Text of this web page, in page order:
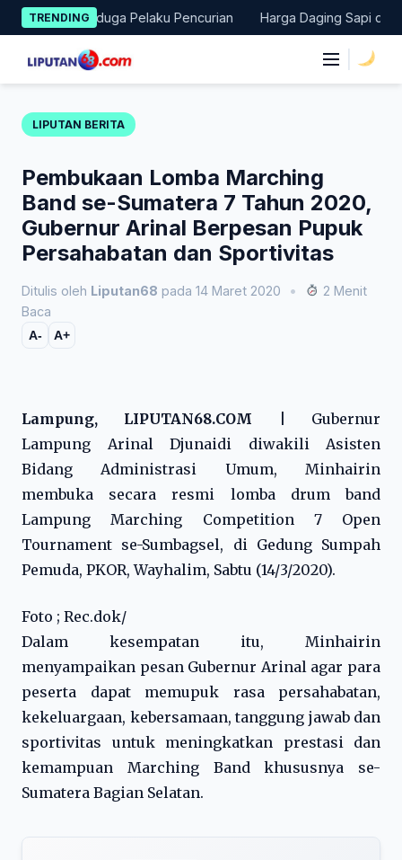
Skip
to
content
TRENDING
Terduga Pelaku Pencurian Harga Daging Sapi dan Cabai
LIPUTAN BERITA
Pembukaan Lomba Marching
Band se-Sumatera 7 Tahun 2020,
Gubernur Arinal Berpesan Pupuk
Persahabatan dan Sportivitas
Ditulis oleh Liputan68 pada 14 Maret 2020 •
2 Menit
Baca
A- A+
Lampung, LIPUTAN68.COM |
Gubernur
Lampung Arinal Djunaidi diwakili Asisten
Bidang Administrasi Umum, Minhairin
membuka secara resmi lomba drum band
Lampung Marching Competition 7 Open
Tournament se-Sumbagsel, di Gedung Sumpah
Pemuda, PKOR, Wayhalim, Sabtu (14/3/2020).
Foto ; Rec.dok/
Dalam kesempatan itu, Minhairin
menyampaikan pesan Gubernur Arinal agar para
peserta dapat memupuk rasa persahabatan,
kekeluargaan, kebersamaan, tanggung jawab dan
sportivitas untuk meningkatkan prestasi dan
kemampuan Marching Band khususnya se-
Sumatera Bagian Selatan.